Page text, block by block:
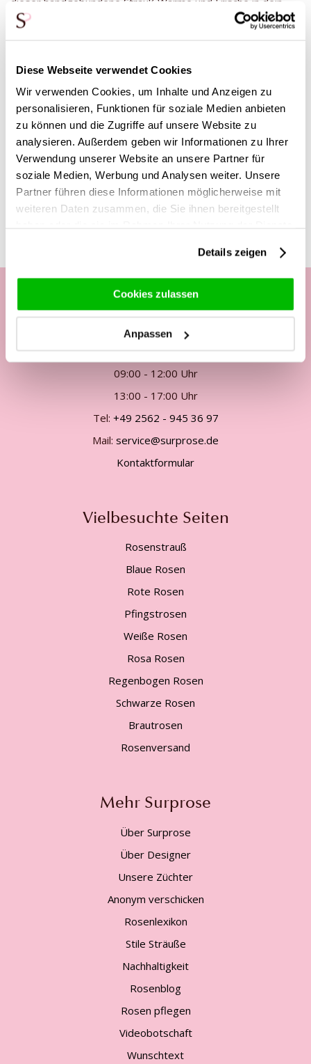
Diese Webseite verwendet Cookies
Wir verwenden Cookies, um Inhalte und Anzeigen zu
personalisieren, Funktionen für soziale Medien anbieten
zu können und die Zugriffe auf unsere Website zu
analysieren. Außerdem geben wir Informationen zu Ihrer
Verwendung unserer Website an unsere Partner für
soziale Medien, Werbung und Analysen weiter. Unsere
Partner führen diese Informationen möglicherweise mit
weiteren Daten zusammen, die Sie ihnen bereitgestellt
Details zeigen
Cookies zulassen
Anpassen
Zuhause. Als Rosenspezialisten stellen wir jeden Monat mit
viel Sorgfalt einen exklusiven „Blumenstrauß des Monats“
Mittelpunkt stehen. Für den Juli haben unsere Experten einen
harmonischen Strauß kreiert, der fachmännisch von Hand
gebunden wird und in drei Größen erhältlich ist: S, M und L –
damit für jeden Raum und jeden Anlass die passende Größe
dabei ist.
Diese Produkte könnten dich auch
interessieren
Unsere Kundenhotline:
Telefonisch Mo. - Fr. von
09:00 - 12:00 Uhr
13:00 - 17:00 Uhr
Tel: +49 2562 - 945 36 97
Mail: service@surprose.de
Kontaktformular
Vielbesuchte Seiten
Rosenstrauß
Blaue Rosen
Rote Rosen
Pfingstrosen
Weiße Rosen
Rosa Rosen
Regenbogen Rosen
Schwarze Rosen
Brautrosen
Rosenversand
Mehr Surprose
Über Surprose
Über Designer
Unsere Züchter
Anonym verschicken
Rosenlexikon
Stile Sträuße
Nachhaltigkeit
Rosenblog
Rosen pflegen
Videobotschaft
Wunschtext